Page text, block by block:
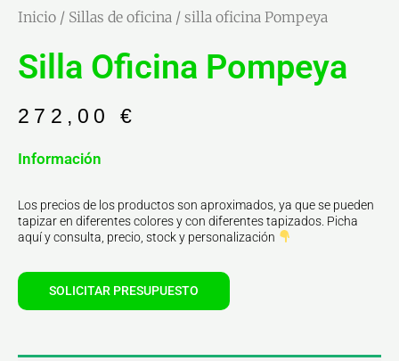
Inicio / Sillas de oficina / silla oficina Pompeya
Silla Oficina Pompeya
272,00 €
Información
Los precios de los productos son aproximados, ya que se pueden
tapizar en diferentes colores y con diferentes tapizados. Picha
aquí y consulta, precio, stock y personalización
SOLICITAR PRESUPUESTO